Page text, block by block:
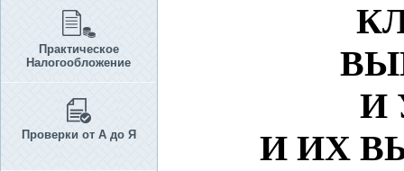
Практическое
Налогообложение
Проверки от А до Я
И
И ИХ